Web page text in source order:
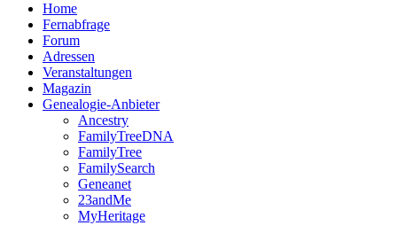
Home
Fernabfrage
Forum
Adressen
Veranstaltungen
Magazin
Genealogie-Anbieter
Ancestry
FamilyTreeDNA
FamilyTree
FamilySearch
Geneanet
23andMe
MyHeritage